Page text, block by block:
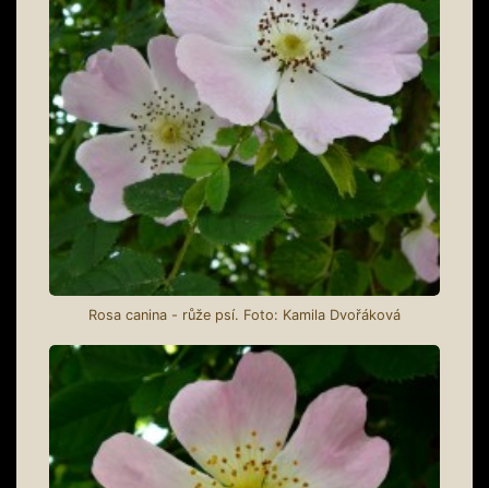
Rosa canina - růže psí. Foto: Kamila Dvořáková